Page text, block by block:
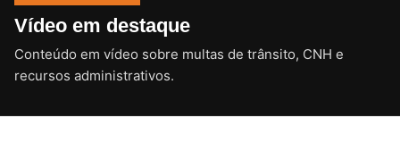
Vídeo em destaque
Conteúdo em vídeo sobre multas de trânsito, CNH e
recursos administrativos.CLIQUE PARA ATIVAR O SOM